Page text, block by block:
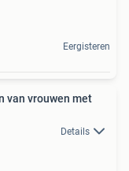
Eergisteren
van vrouwen met
Details